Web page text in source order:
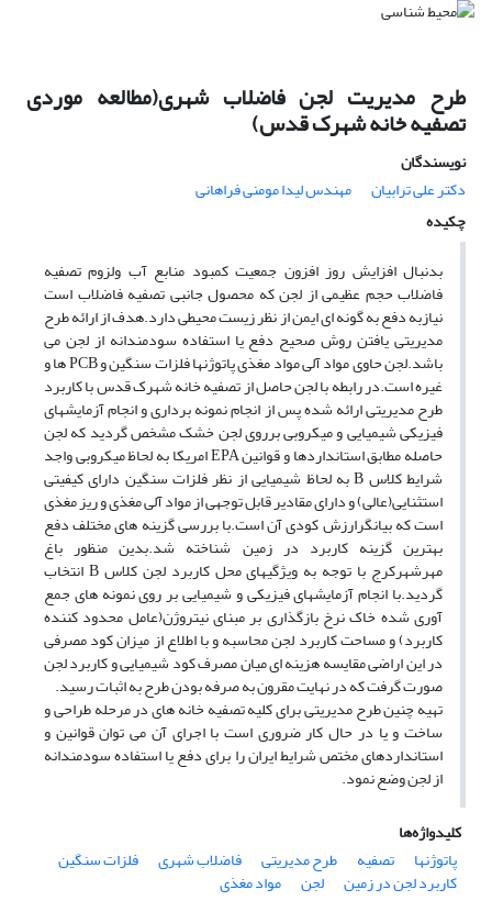
طرح مدیریت لجن فاضلاب شهری(مطالعه موردی
تصفیه خانه شهرک قدس)
نویسندگان
دکتر علی ترابیان
مهندس لیدا مومنی فراهانی
چکیده
بدنبال افزایش روز افزون جمعیت کمبود منابع آب ولزوم تصفیه
فاضلاب حجم عظیمی از لجن که محصول جانبی تصفیه فاضلاب است
نیازبه دفع به گونه ای ایمن از نظر زیست محیطی دارد.هدف از ارائه طرح
مدیریتی یافتن روش صحیح دفع یا استفاده سودمندانه از لجن می
باشد.لجن حاوی مواد آلی مواد مغذی پاتوژنها فلزات سنگین و PCB ها و
غیره است.در رابطه با لجن حاصل از تصفیه خانه شهرک قدس با کاربرد
طرح مدیریتی ارائه شده پس از انجام نمونه برداری و انجام آزمایشهای
فیزیکی شیمیایی و میکروبی برروی لجن خشک مشخص گردید که لجن
حاصله مطابق استانداردها و قوانین EPA امریکا به لحاظ میکروبی واجد
شرایط کلاس B به لحاظ شیمیایی از نظر فلزات سنگین دارای کیفیتی
استثنایی(عالی) و دارای مقادیر قابل توجهی از مواد آلی مغذی و ریز مغذی
است که بیانگرارزش کودی آن است.با بررسی گزینه های مختلف دفع
بهترین گزینه کاربرد در زمین شناخته شد.بدین منظور باغ
مهرشهرکرج با توجه به ویژگیهای محل کاربرد لجن کلاس B انتخاب
گردید.با انجام آزمایشهای فیزیکی و شیمیایی بر روی نمونه های جمع
آوری شده خاک نرخ بازگذاری بر مبنای نیتروژن(عامل محدود کننده
کاربرد) و مساحت کاربرد لجن محاسبه و با اطلاع از میزان کود مصرفی
در این اراضی مقایسه هزینه ای میان مصرف کود شیمیایی و کاربرد لجن
صورت گرفت که در نهایت مقرون به صرفه بودن طرح به اثبات رسید.
تهیه چنین طرح مدیریتی برای کلیه تصفیه خانه های در مرحله طراحی و
ساخت و یا در حال کار ضروری است با اجرای آن می توان قوانین و
استانداردهای مختص شرایط ایران را برای دفع یا استفاده سودمندانه
از لجن وضع نمود.
کلیدواژه‌ها
پاتوژنها
تصفیه طرح مدیریتی فاضلاب شهری فلزات سنگین
کاربرد لجن در زمین لجن
مواد مغذی